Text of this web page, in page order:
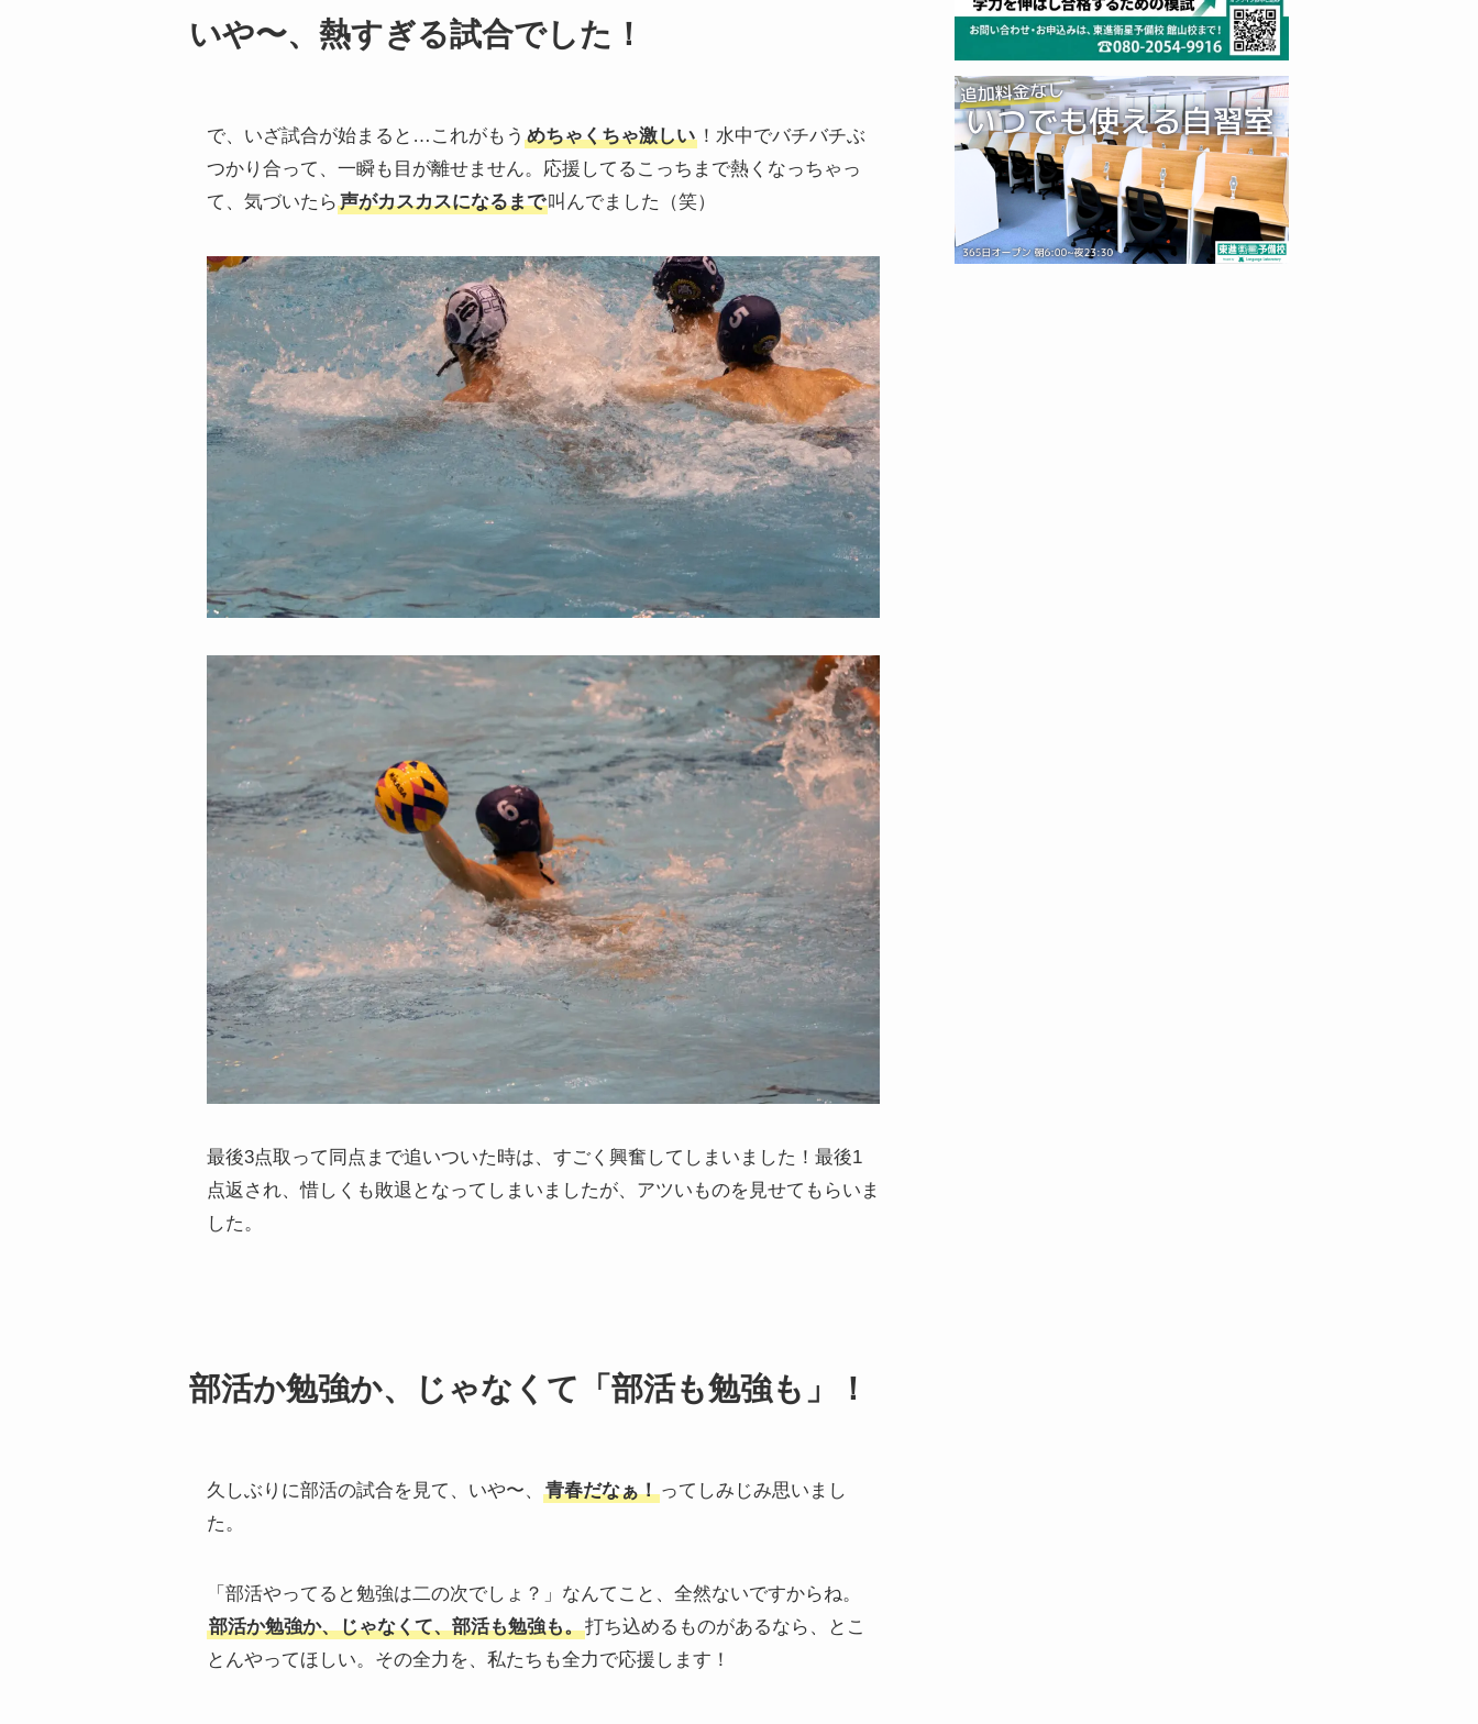
いや〜、熱すぎる試合でした！
で、いざ試合が始まると…これがもう めちゃくちゃ激しい ！水中でバチバチぶ
つかり合って、一瞬も目が離せません。応援してるこっちまで熱くなっちゃっ
て、気づいたら 声がカスカスになるまで叫んでました（笑）
最後3点取って同点まで追いついた時は、すごく興奮してしまいました！最後1
点返され、惜しくも敗退となってしまいましたが、アツいものを見せてもらいま
した。
部活か勉強か、じゃなくて「部活も勉強も」！
久しぶりに部活の試合を見て、いや〜、 青春だなぁ！ ってしみじみ思いまし
た。
「部活やってると勉強は二の次でしょ？」なんてこと、全然ないですからね。
部活か勉強か、じゃなくて、部活も勉強も。打ち込めるものがあるなら、とこ
とんやってほしい。その全力を、私たちも全力で応援します！